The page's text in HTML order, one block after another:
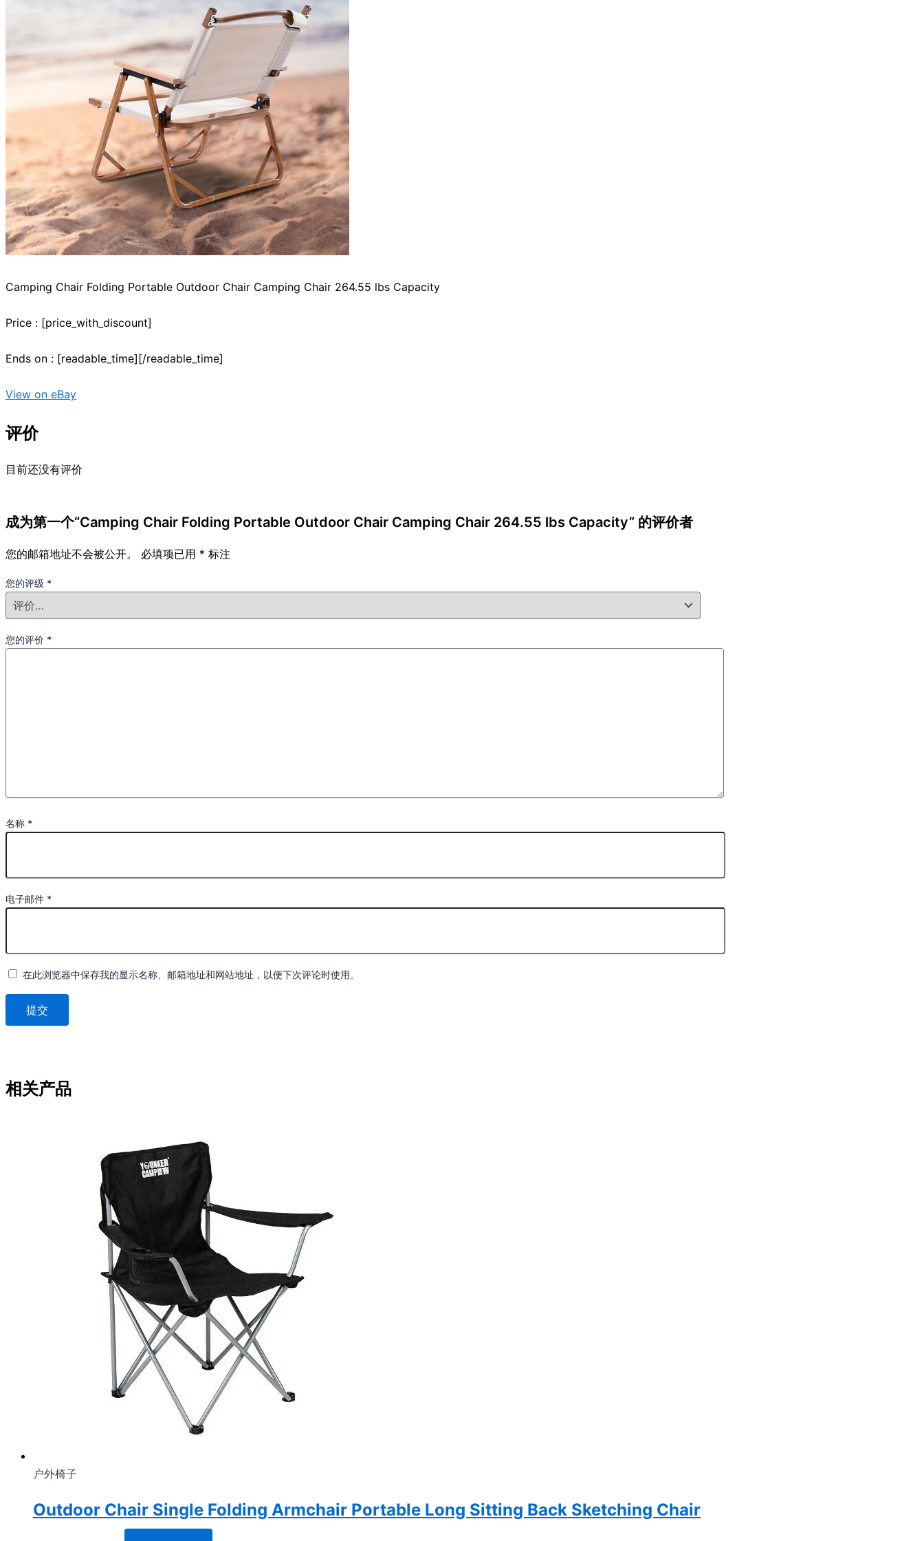
Camping Chair Folding Portable Outdoor Chair Camping Chair 264.55 lbs Capacity
Price : [price_with_discount]
Ends on : [readable_time][/readable_time]
View on eBay
评价
目前还没有评价
成为第一个“Camping Chair Folding Portable Outdoor Chair Camping Chair 264.55 lbs Capacity” 的评价者
您的邮箱地址不会被公开。 必填项已用 * 标注
您的评级 *
您的评价 *
名称 *
电子邮件 *
在此浏览器中保存我的显示名称、邮箱地址和网站地址，以便下次评论时使用。
相关产品
户外椅子
Outdoor Chair Single Folding Armchair Portable Long Sitting Back Sketching Chair